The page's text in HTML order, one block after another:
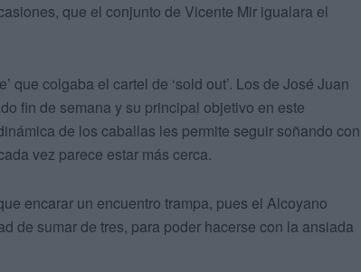
que el conjunto de Vicente Mir igualara el
que colgaba el cartel de ‘sold out’. Los de José Juan
fin de semana y su principal objetivo en este
de los caballas les permite seguir soñando con
vez parece estar más cerca.
encarar un encuentro trampa, pues el Alcoyano
de sumar de tres, para poder hacerse con la ansiada